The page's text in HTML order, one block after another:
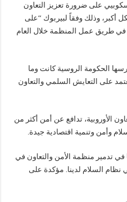
على ضرورة تعزيز التعاون
أكبر، وذلك وفقاً لبيربوك “على
طريق عمل المنظمة خلال العام
الحكومة الروسية كانت وما
على التعايش السلمي والتعاون
الأوروبية، تدافع عن أمن أكثر من
تدمير منظمة الأمن والتعاون في
السلام لدينا. مؤكدة على